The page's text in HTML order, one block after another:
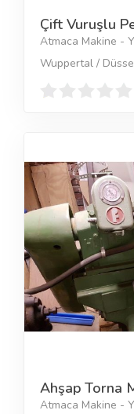
Çift Vuruşlu
Atmaca Makine -
Wuppertal /
Ahşap Torna
Atmaca Makine -